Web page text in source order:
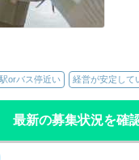
駅orバス停近い 経営が安定して
最新の募集状況を確